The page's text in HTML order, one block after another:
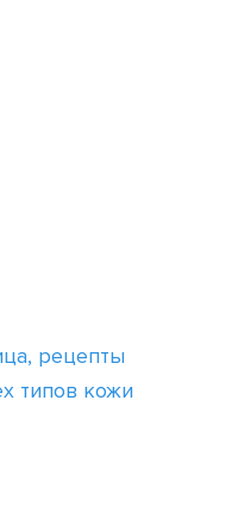
рецепты
типов кожи